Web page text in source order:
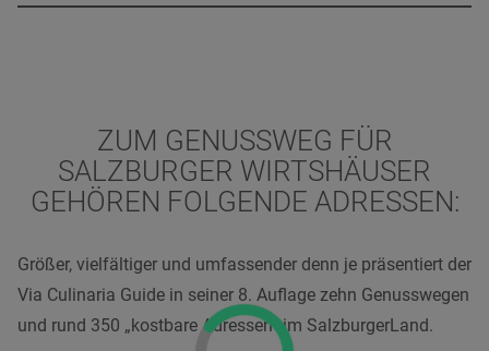
ZUM GENUSSWEG FÜR
SALZBURGER WIRTSHÄUSER
GEHÖREN FOLGENDE ADRESSEN:
Größer, vielfältiger und umfassender denn je präsentiert der
Via Culinaria Guide in seiner 8. Auflage zehn Genusswegen
und rund 350 „kostbare Adressen“ im SalzburgerLand.